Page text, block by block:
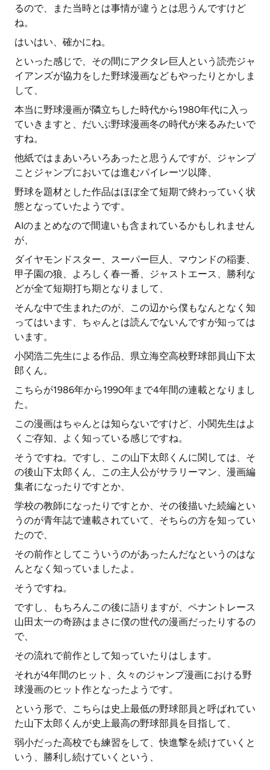
るので、また当時とは事情が違うとは思うんですけど
ね。
はいはい、確かにね。
といった感じで、その間にアクタレ巨人という読売ジャ
イアンズが協力をした野球漫画などもやったりとかしま
して、
本当に野球漫画が隣立ちした時代から1980年代に入っ
ていきますと、だいぶ野球漫画冬の時代が来るみたいで
すね。
他紙ではまあいろいろあったと思うんですが、ジャンプ
ことジャンプにおいては進むパイレーツ以降、
野球を題材とした作品はほぼ全て短期で終わっていく状
態となっていたようです。
AIのまとめなので間違いも含まれているかもしれません
が、
ダイヤモンドスター、スーパー巨人、マウンドの稲妻、
甲子園の狼、よろしく春一番、ジャストエース、勝利な
どが全て短期打ち期となりまして、
そんな中で生まれたのが、この辺から僕もなんとなく知
ってはいます、ちゃんとは読んでないんですが知っては
います。
小関浩二先生による作品、県立海空高校野球部員山下太
郎くん。
こちらが1986年から1990年まで4年間の連載となりまし
た。
この漫画はちゃんとは知らないですけど、小関先生はよ
くご存知、よく知っている感じですね。
そうですね。ですし、この山下太郎くんに関しては、そ
の後山下太郎くん、この主人公がサラリーマン、漫画編
集者になったりですとか、
学校の教師になったりですとか、その後描いた続編とい
うのが青年誌で連載されていて、そちらの方を知ってい
たので、
その前作としてこういうのがあったんだなというのはな
んとなく知っていましたよ。
そうですね。
ですし、もちろんこの後に語りますが、ペナントレース
山田太一の奇跡はまさに僕の世代の漫画だったりするの
で、
その流れで前作として知っていたりはします。
それが4年間のヒット、久々のジャンプ漫画における野
球漫画のヒット作となったようです。
という形で、こちらは史上最低の野球部員と呼ばれてい
た山下太郎くんが史上最高の野球部員を目指して、
弱小だった高校でも練習をして、快進撃を続けていくと
いう、勝利し続けていくという、